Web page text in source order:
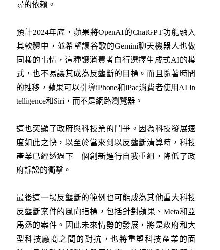
尋的依賴。
預計2024年底，蘋果將OpenAI的ChatGPT功能融入
其軟體中，並希望讓谷歌的Gemini聊天機器人也做
同樣的事情，這種讓消費者自行選擇生成式AI的模
式，也不易讓其成為反壟斷的目標。而且隨著時間
的推移，蘋果可以引導iPhone和iPad消費者使用AI In
telligence和Siri，而不是網路瀏覽器。
這也突顯了政府與科技業的鬥爭。因為科技發展速
度如此之快，以至於當來到以反壟斷清算時，科技
產業已經透過下一個創新進行自我重組，降低了政
府訴訟的衝擊。
最後這一場反壟斷的範例也可能成為其他重大科技
反壟斷案件的風向指標，包括針對蘋果、Meta和亞
馬遜的案件。因此未來情勢的發展，將是政府和大
型科技廠商之間的對抗，也將重塑科技產業的面